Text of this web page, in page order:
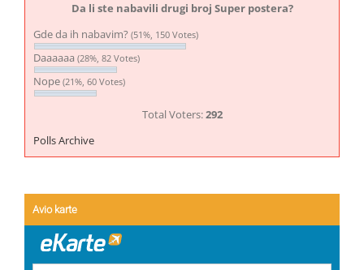
Da li ste nabavili drugi broj Super postera?
Gde da ih nabavim? (51%, 150 Votes)
Daaaaaa (28%, 82 Votes)
Nope (21%, 60 Votes)
Total Voters:292
Polls Archive
Avio karte